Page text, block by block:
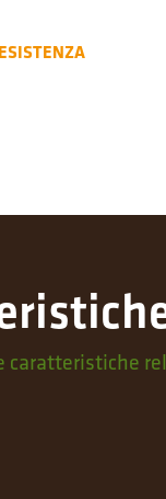
caratteristiche